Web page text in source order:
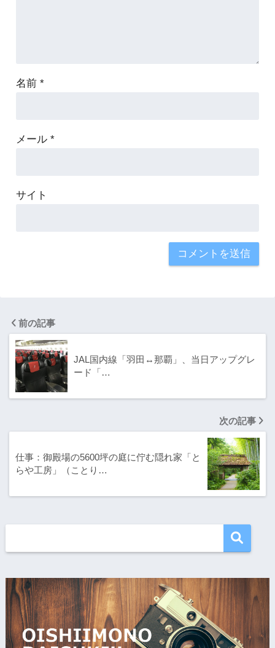
名前 *
メール *
サイト
前の記事
JAL国内線「羽田↔那覇」、当日アップグレ
ード「…
次の記事
仕事：御殿場の5600坪の庭に佇む隠れ家「と
らや工房」（ことり…